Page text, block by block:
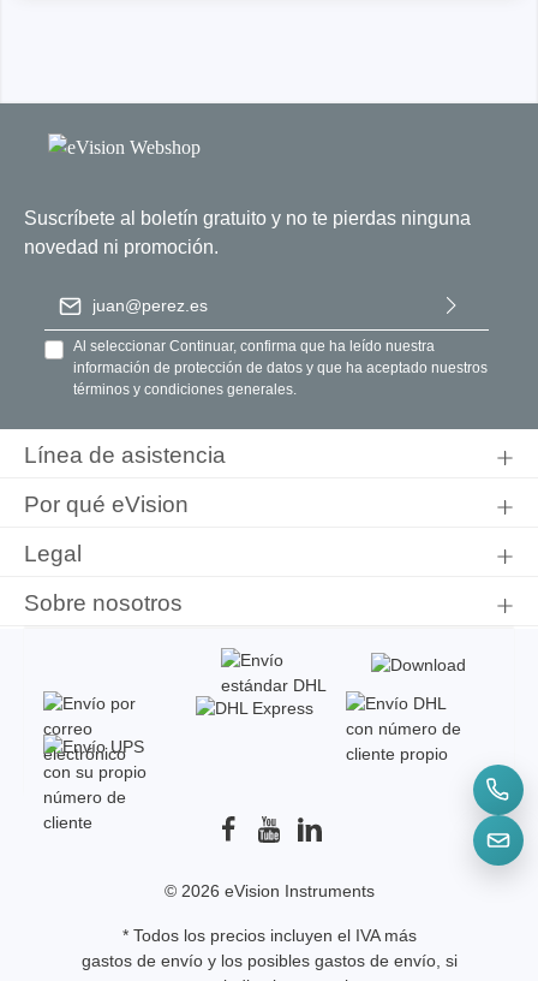
Suscríbete al boletín gratuito y no te pierdas ninguna
novedad ni promoción.
Dirección de correo electrónico
Al seleccionar Continuar, confirma que ha leído nuestra
información de protección de datos y que ha aceptado nuestros
términos y condiciones generales.
Línea de asistencia
Por qué eVision
Legal
Sobre nosotros
© 2026 eVision Instruments
* Todos los precios incluyen el IVA más
gastos de envíoy los posibles gastos de envío, si